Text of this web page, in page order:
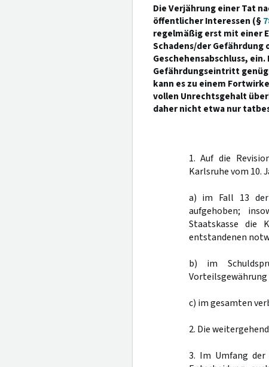
Die Verjährung einer Tat
öffentlicher Interessen (§
regelmäßig erst mit einer
Schadens/der Gefährdung
Geschehensabschluss,
Gefährdungseintritt
kann es zu einem
vollen Unrechtsgehalt
daher nicht etwa nur
1. Auf die
Karlsruhe vom 10.
a) im Fall 13 der
aufgehoben;
Staatskasse die
entstandenen
b) im
c) im gesamten
2. Die
3. Im Umfang der